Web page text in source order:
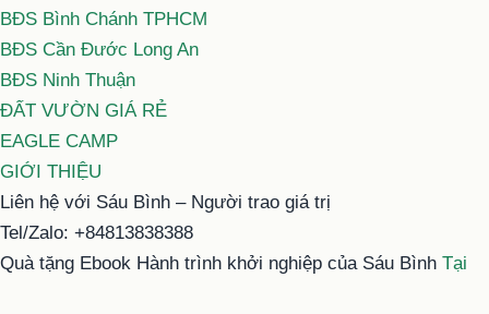
BĐS Bình Chánh TPHCM
BĐS Cần Đước Long An
BĐS Ninh Thuận
ĐẤT VƯỜN GIÁ RẺ
EAGLE CAMP
GIỚI THIỆU
Liên hệ với Sáu Bình – Người trao giá trị
Tel/Zalo: +84813838388
Quà tặng Ebook Hành trình khởi nghiệp của Sáu Bình Tại